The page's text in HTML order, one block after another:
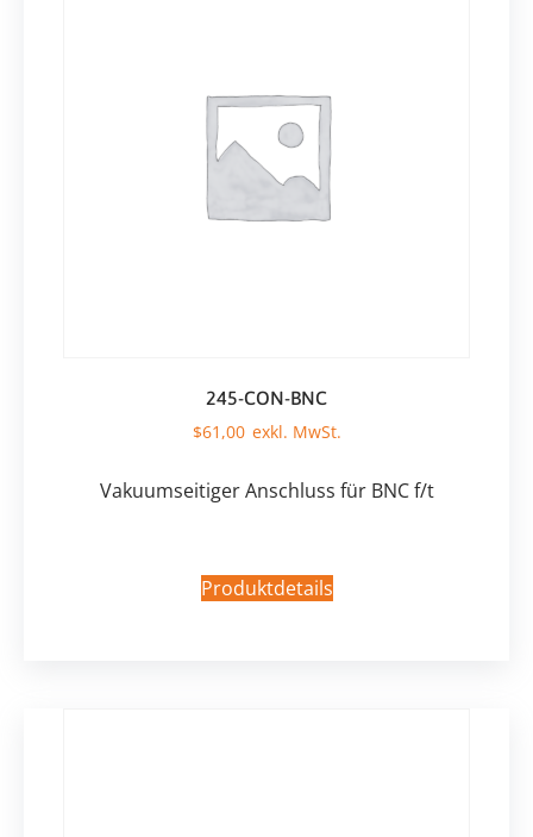
245-CON-BNC
$61,00
Vakuumseitiger Anschluss für BNC f/t
Produktdetails